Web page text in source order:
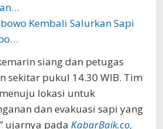
Kembali Salurkan Sapi
siang dan petugas
sekitar pukul 14.30 WIB. Tim
lokasi untuk
dan evakuasi sapi yang
ujarnya pada KabarBaik.co,